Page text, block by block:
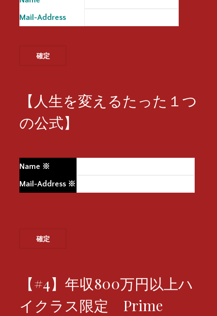
Mail-Address
【人生を変えるたった１つ
の公式】
Name ※
Mail-Address ※
【#4】年収800万円以上ハ
イクラス限定 Prime